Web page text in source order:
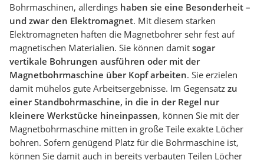
Bohrmaschinen, allerdings haben sie eine Besonderheit –
und zwar den Elektromagnet. Mit diesem starken
Elektromagneten haften die Magnetbohrer sehr fest auf
magnetischen Materialien. Sie können damit sogar
vertikale Bohrungen ausführen oder mit der
Magnetbohrmaschine über Kopf arbeiten. Sie erzielen
damit mühelos gute Arbeitsergebnisse. Im Gegensatz zu
einer Standbohrmaschine, in die in der Regel nur
kleinere Werkstücke hineinpassen, können Sie mit der
Magnetbohrmaschine mitten in große Teile exakte Löcher
bohren. Sofern genügend Platz für die Bohrmaschine ist,
können Sie damit auch in bereits verbauten Teilen Löcher